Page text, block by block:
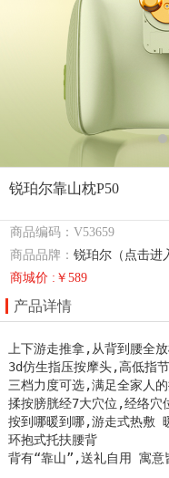
锐珀尔靠山枕P50
商品编码：V53659
商品品牌：锐珀尔（点击进
商城价 :￥589
产品详情
上下游走推拿,从背到腰全
3d仿生指压按摩头,高低指
三档力度可选,满足全家人
揉按膀胱经7大穴位,经络穴
按到哪暖到哪,游走式热敷
环抱式托扶腰背
背有“靠山”,送礼自用 寓意